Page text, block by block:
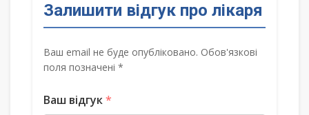
Залишити відгук про лікаря
Ваш email не буде опубліковано. Обов'язкові
поля позначені *
Ваш відгук*